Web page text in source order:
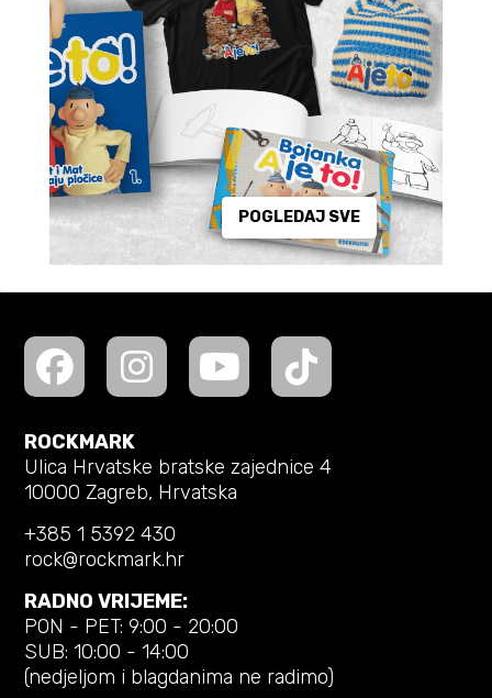
POGLEDAJ SVE
ROCKMARK
Ulica Hrvatske bratske zajednice 4
10000 Zagreb, Hrvatska
+385 1 5392 430
rock@rockmark.hr
RADNO VRIJEME:
PON - PET: 9:00 - 20:00
SUB: 10:00 - 14:00
(nedjeljom i blagdanima ne radimo)